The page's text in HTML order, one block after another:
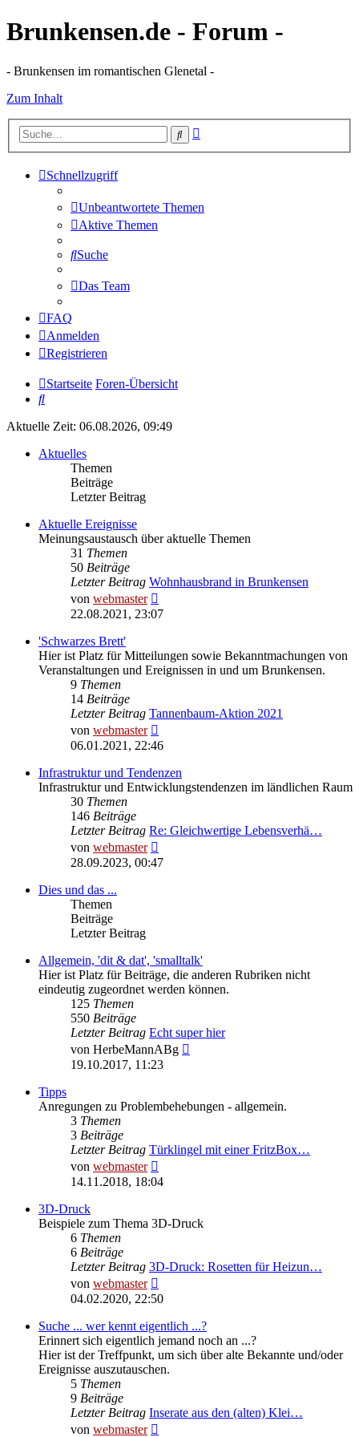
Brunkensen.de - Forum -
- Brunkensen im romantischen Glenetal -
Zum Inhalt
Suche
Schnellzugriff
Unbeantwortete Themen
Aktive Themen
Suche
Das Team
FAQ
Anmelden
Registrieren
Startseite Foren-Übersicht
Suche
Aktuelle Zeit: 06.08.2026, 09:49
Aktuelles
Themen
Beiträge
Letzter Beitrag
Aktuelle Ereignisse
Meinungsaustausch über aktuelle Themen
31 Themen
50 Beiträge
Letzter Beitrag Wohnhausbrand in Brunkensen
von webmaster
Beitrag
22.08.2021, 23:07
'Schwarzes Brett'
Hier ist Platz für Mitteilungen sowie Bekanntmachungen von
Veranstaltungen und Ereignissen in und um Brunkensen.
9 Themen
14 Beiträge
Letzter Beitrag Tannenbaum-Aktion 2021
von webmaster
Beitrag
06.01.2021, 22:46
Infrastruktur und Tendenzen
Infrastruktur und Entwicklungstendenzen im ländlichen Raum
30 Themen
146 Beiträge
Letzter Beitrag Re: Gleichwertige Lebensverhä…
von webmaster
Beitrag
28.09.2023, 00:47
Dies und das ...
Themen
Beiträge
Letzter Beitrag
Allgemein, 'dit & dat', 'smalltalk'
Hier ist Platz für Beiträge, die anderen Rubriken nicht
eindeutig zugeordnet werden können.
125 Themen
550 Beiträge
Letzter Beitrag Echt super hier
von HerbeMannABg
19.10.2017, 11:23
Tipps
Anregungen zu Problembehebungen - allgemein.
3 Themen
3 Beiträge
Letzter Beitrag Türklingel mit einer FritzBox…
von webmaster
Beitrag
14.11.2018, 18:04
3D-Druck
Beispiele zum Thema 3D-Druck
6 Themen
6 Beiträge
Letzter Beitrag 3D-Druck: Rosetten für Heizun…
von webmaster
Beitrag
04.02.2020, 22:50
Suche ... wer kennt eigentlich ...?
Erinnert sich eigentlich jemand noch an ...?
Hier ist der Treffpunkt, um sich über alte Bekannte und/oder
Ereignisse auszutauschen.
5 Themen
9 Beiträge
Letzter Beitrag Inserate aus den (alten) Klei…
von webmaster